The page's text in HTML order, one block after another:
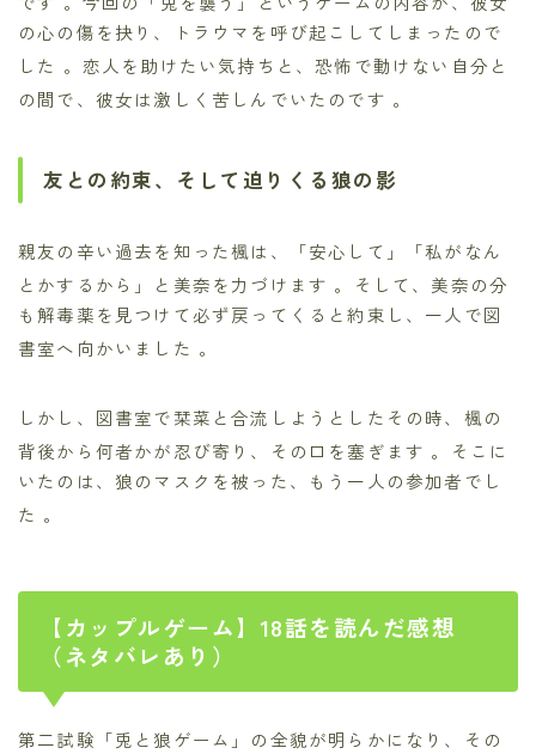
の心の傷を抉り、トラウマを呼び起こしてしまったので
した 。恋人を助けたい気持ちと、恐怖で動けない自分と
の間で、彼女は激しく苦しんでいたのです 。
友との約束、そして迫りくる狼の影
親友の辛い過去を知った楓は、「安心して」「私がなん
とかするから」と美奈を力づけます 。そして、美奈の分
も解毒薬を見つけて必ず戻ってくると約束し、一人で図
書室へ向かいました 。
しかし、図書室で栞菜と合流しようとしたその時、楓の
背後から何者かが忍び寄り、その口を塞ぎます 。そこに
いたのは、狼のマスクを被った、もう一人の参加者でし
た 。
【カップルゲーム】18話を読んだ感想
（ネタバレあり）
第二試験「兎と狼ゲーム」の全貌が明らかになり、その